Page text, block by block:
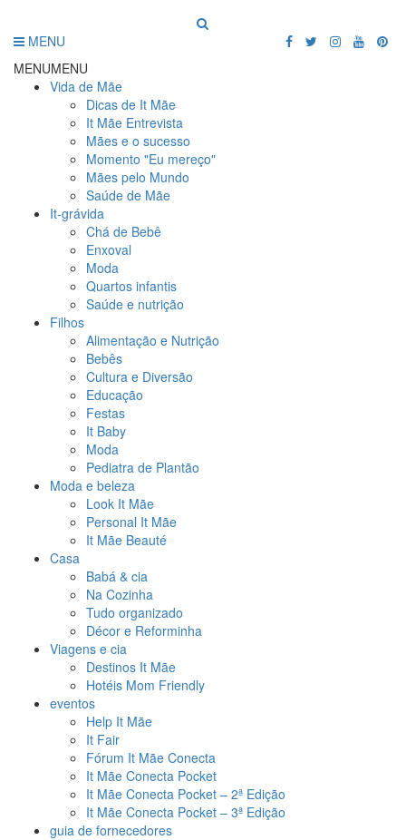
MENU
MENUMENU
Vida de Mãe
Dicas de It Mãe
It Mãe Entrevista
Mães e o sucesso
Momento "Eu mereço"
Mães pelo Mundo
Saúde de Mãe
It-grávida
Chá de Bebê
Enxoval
Moda
Quartos infantis
Saúde e nutrição
Filhos
Alimentação e Nutrição
Bebês
Cultura e Diversão
Educação
Festas
It Baby
Moda
Pediatra de Plantão
Moda e beleza
Look It Mãe
Personal It Mãe
It Mãe Beauté
Casa
Babá & cia
Na Cozinha
Tudo organizado
Décor e Reforminha
Viagens e cia
Destinos It Mãe
Hotéis Mom Friendly
eventos
Help It Mãe
It Fair
Fórum It Mãe Conecta
It Mãe Conecta Pocket
It Mãe Conecta Pocket – 2ª Edição
It Mãe Conecta Pocket – 3ª Edição
guia de fornecedores